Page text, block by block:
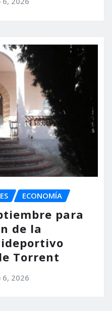
ECONOMÍA
para
de la
Torrent
6, 2026